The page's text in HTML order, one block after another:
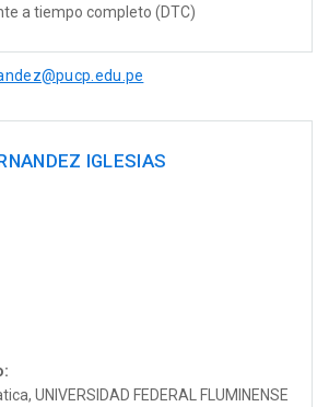
a tiempo completo (DTC)
IGLESIAS
UNIVERSIDAD FEDERAL FLUMINENSE